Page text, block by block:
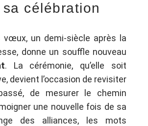
célébration
vœux, un demi-siècle après la
donne un souffle nouveau
. La cérémonie, qu’elle soit
devient l’occasion de revisiter
de mesurer le chemin
une nouvelle fois de sa
des alliances, les mots